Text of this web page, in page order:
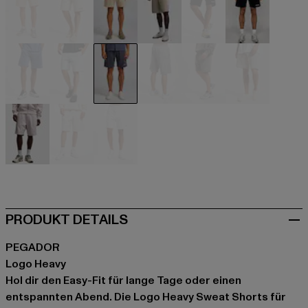
beige
blau
PRODUKT DETAILS
PEGADOR
Logo Heavy
Hol dir den Easy-Fit für lange Tage oder einen
entspannten Abend. Die Logo Heavy Sweat Shorts für